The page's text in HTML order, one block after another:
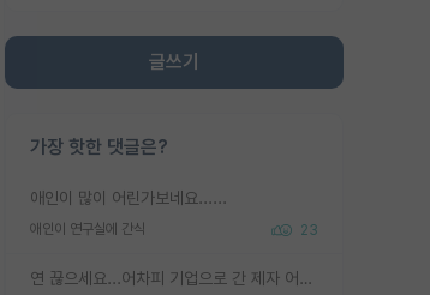
글쓰기
가장 핫한 댓글은?
애인이 많이 어린가보네요......
애인이 연구실에 간식 23
연 끊으세요...어차피 기업으로 간 제자 어떻게 못합니다. 기업에서는 교수들 사기꾼으로 보는 시선도 강하고, 앞에서나 교수님하고 떠받들어주지 많이 무시합니다. 영향력도 0에 수렴합니다. 그리고 생각해보십시오. 석사로 기업간 제자가 무슨 힘이 있다고 과제를 달라고 합니까? 말만 교수지 무능력자라고 생각합니다. 세금이 아깝습니다.